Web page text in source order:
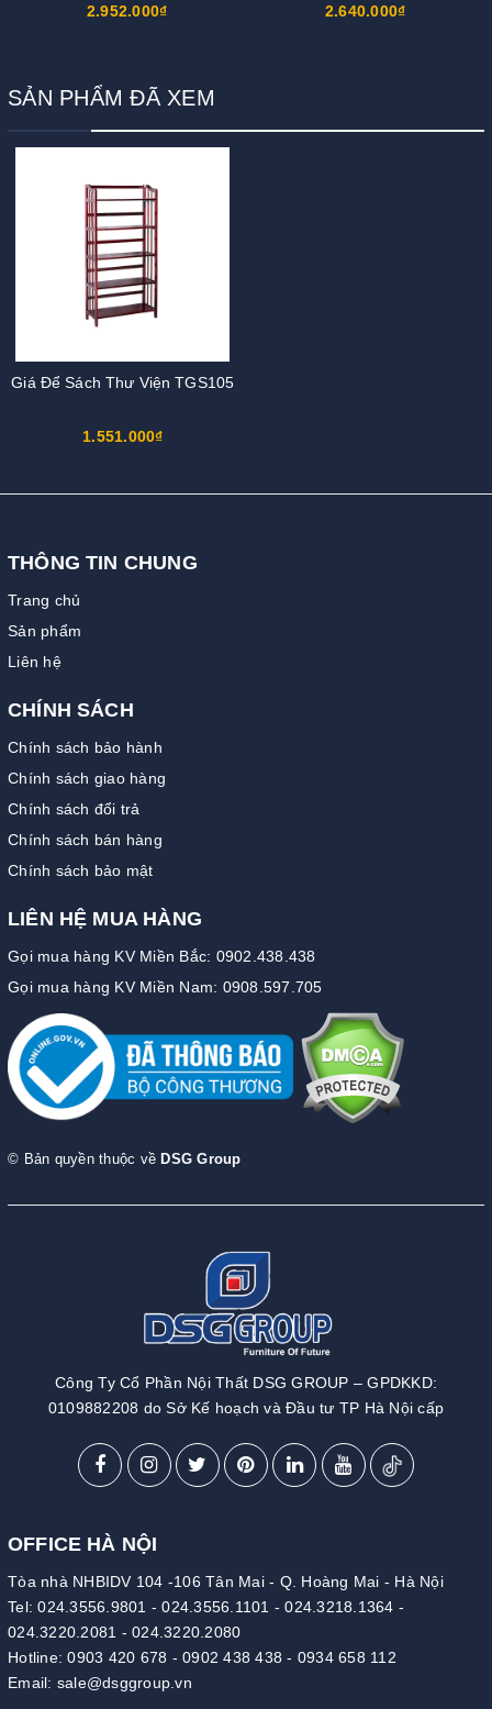
2.952.000₫ 2.640.000₫
SẢN PHẨM ĐÃ XEM
Giá Để Sách Thư Viện TGS105
1.551.000₫
THÔNG TIN CHUNG
Trang chủ
Sản phẩm
Liên hệ
CHÍNH SÁCH
Chính sách bảo hành
Chính sách giao hàng
Chính sách đổi trả
Chính sách bán hàng
Chính sách bảo mật
LIÊN HỆ MUA HÀNG
Gọi mua hàng KV Miền Bắc: 0902.438.438
Gọi mua hàng KV Miền Nam: 0908.597.705
© Bản quyền thuộc về DSG Group
Công Ty Cổ Phần Nội Thất DSG GROUP – GPDKKD:
0109882208 do Sở Kế hoạch và Đầu tư TP Hà Nội cấp
OFFICE HÀ NỘI
Tòa nhà NHBIDV 104 -106 Tân Mai - Q. Hoàng Mai - Hà Nội
Tel:024.3556.9801 -024.3556.1101 -024.3218.1364 -
024.3220.2081 - 024.3220.2080
Hotline:0903 420 678 - 0902 438 438 - 0934 658 112
Email: sale@dsggroup.vn